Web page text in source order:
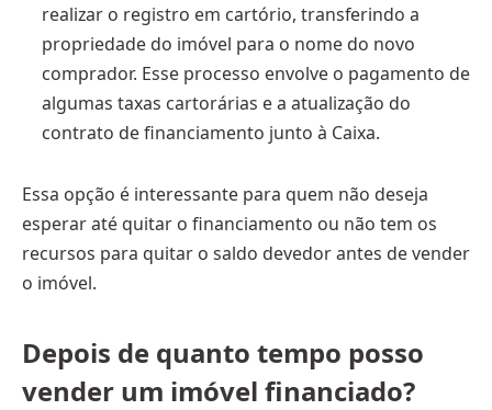
realizar o registro em cartório, transferindo a
propriedade do imóvel para o nome do novo
comprador. Esse processo envolve o pagamento de
algumas taxas cartorárias e a atualização do
contrato de financiamento junto à Caixa.
Essa opção é interessante para quem não deseja
esperar até quitar o financiamento ou não tem os
recursos para quitar o saldo devedor antes de vender
o imóvel.
Depois de quanto tempo posso
vender um imóvel financiado?